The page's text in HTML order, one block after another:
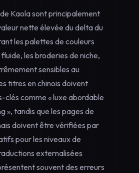
Kaola sont principalement
nette élevée du delta du
les palettes de couleurs
les broderies de niche,
sensibles au
titres en chinois doivent
clés comme « luxe abordable
», tandis que les pages de
doivent être vérifiées par
pour les niveaux de
externalisées
souvent des erreurs